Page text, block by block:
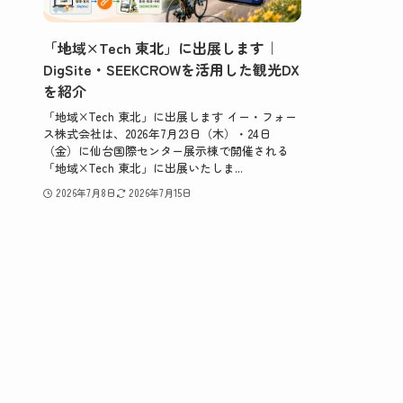
「地域×Tech 東北」に出展します｜
DigSite・SEEKCROWを活用した観光DX
を紹介
「地域×Tech 東北」に出展します イー・フォー
ス株式会社は、2026年7月23日（木）・24日
（金）に仙台国際センター展示棟で開催される
「地域×Tech 東北」に出展いたしま...
2026年7月8日 2026年7月15日